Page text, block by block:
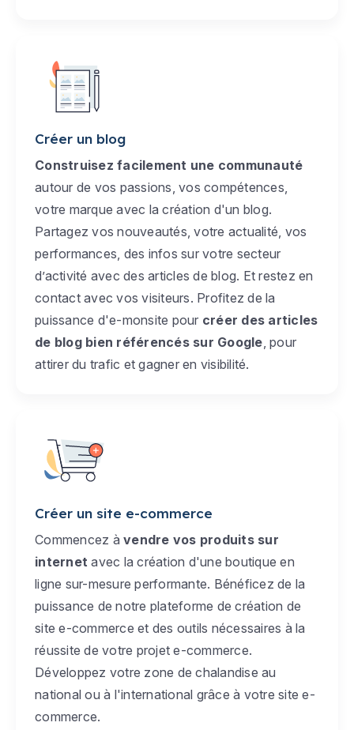
Créer un blog
Construisez facilement une communauté
autour de vos passions, vos compétences,
votre marque avec la création d'un blog.
Partagez vos nouveautés, votre actualité, vos
performances, des infos sur votre secteur
d’activité avec des articles de blog. Et restez en
contact avec vos visiteurs. Profitez de la
puissance d'e-monsite pour créer des articles
de blog bien référencés sur Google , pour
attirer du trafic et gagner en visibilité.
Créer un site e-commerce
Commencez à vendre vos produits sur
internet avec la création d'une boutique en
ligne sur-mesure performante. Bénéficez de la
puissance de notre plateforme de création de
site e-commerce et des outils nécessaires à la
réussite de votre projet e-commerce.
Développez votre zone de chalandise au
national ou à l'international grâce à votre site e-
commerce.